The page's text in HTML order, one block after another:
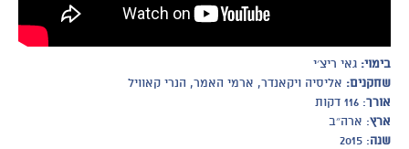
בימוי: גאי ריצ׳י
שחקנים: אליסיה ויקאנדר, ארמי האמר, הנרי קאוויל
אורך: 116 דקות
ארץ: ארה״ב
שנה: 2015